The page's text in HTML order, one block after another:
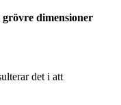
dimensioner
det i att